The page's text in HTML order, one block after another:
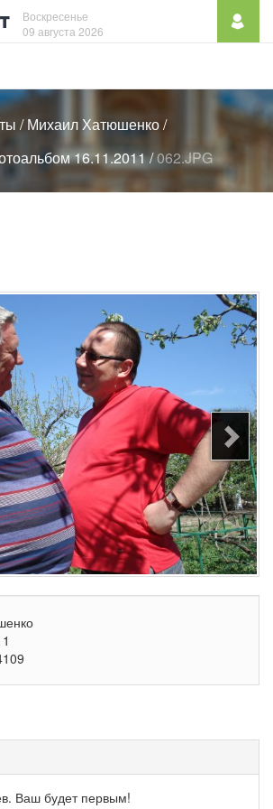
Воскресенье
09 августа 2026
/Михаил Хатюшенко/
16.11.2011/062.JPG
Ваш будет первым!